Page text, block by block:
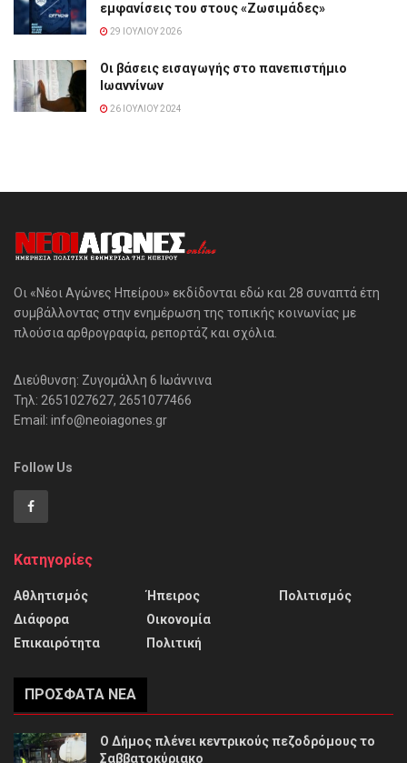
εμφανίσεις του στους «Ζωσιμάδες»
29 ΙΟΥΛΊΟΥ 2026
Οι βάσεις εισαγωγής στο πανεπιστήμιο
Ιωαννίνων
26 ΙΟΥΛΊΟΥ 2024
Οι «Νέοι Αγώνες Ηπείρου» εκδίδονται εδώ και 28 συναπτά έτη
συμβάλλοντας στην ενημέρωση της τοπικής κοινωνίας με
πλούσια αρθρογραφία, ρεπορτάζ και σχόλια.
Διεύθυνση: Ζυγομάλλη 6 Ιωάννινα
Τηλ: 2651027627, 2651077466
Email: info@neoiagones.gr
Follow Us
Κατηγορίες
Αθλητισμός
Διάφορα
Επικαιρότητα
Ήπειρος
Οικονομία
Πολιτική
Πολιτισμός
ΠΡΌΣΦΑΤΑ ΝΈΑ
Ο Δήμος πλένει κεντρικούς πεζοδρόμους το
Σαββατοκύριακο